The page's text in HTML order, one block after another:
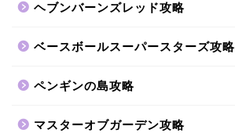
ヘブンバーンズレッド攻略
ベースボールスーパースターズ攻略
ペンギンの島攻略
マスターオブガーデン攻略